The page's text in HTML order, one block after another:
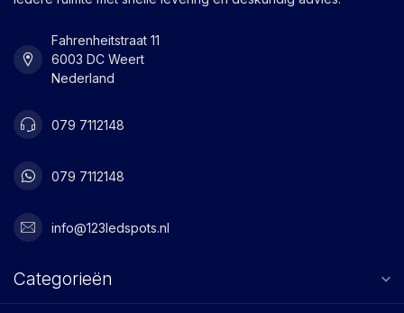
Fahrenheitstraat 11
6003 DC Weert
Nederland
079 7112148
079 7112148
info@123ledspots.nl
Categorieën